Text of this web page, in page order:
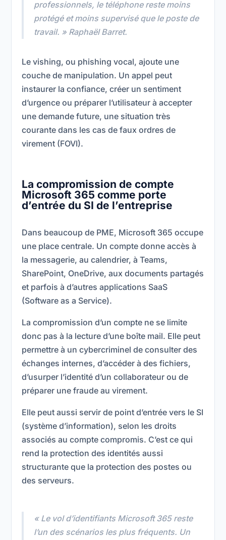
professionnels, le téléphone reste moins
protégé et moins supervisé que le poste de
travail. » Raphaël Barret.
Le vishing, ou phishing vocal, ajoute une
couche de manipulation. Un appel peut
instaurer la confiance, créer un sentiment
d’urgence ou préparer l’utilisateur à accepter
une demande future, une situation très
courante dans les cas de faux ordres de
virement (FOVI).
La compromission de compte
Microsoft 365 comme porte
d’entrée du SI de l’entreprise
Dans beaucoup de PME, Microsoft 365 occupe
une place centrale. Un compte donne accès à
la messagerie, au calendrier, à Teams,
SharePoint, OneDrive, aux documents partagés
et parfois à d’autres applications SaaS
(Software as a Service).
La compromission d’un compte ne se limite
donc pas à la lecture d’une boîte mail. Elle peut
permettre à un cybercriminel de consulter des
échanges internes, d’accéder à des fichiers,
d’usurper l’identité d’un collaborateur ou de
préparer une fraude au virement.
Elle peut aussi servir de point d’entrée vers le SI
(système d’information), selon les droits
associés au compte compromis. C’est ce qui
rend la protection des identités aussi
structurante que la protection des postes ou
des serveurs.
« Le vol d’identifiants Microsoft 365 reste
l’un des scénarios les plus fréquents. Un